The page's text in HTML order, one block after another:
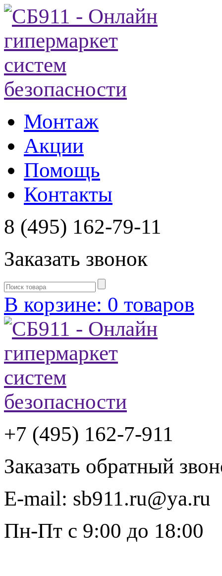
Монтаж
Акции
Помощь
Контакты
8 (495) 162-79-11
Заказать звонок
В корзине: 0 товаров
+7 (495) 162-7-911
Заказать обратный
E-mail: sb911.ru@ya.ru
Пн-Пт с 9:00 до 18:00